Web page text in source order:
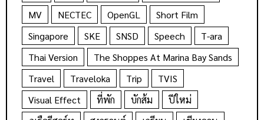
MV
NECTEC OpenGL
Short Film
Singapore
SKE SNSD Speech
T-ara
Thai Version
The Shoppes At Marina Bay Sands
Travel
Traveloka Trip
TVIS
Visual Effect
ที่พัก บักส้ม
ปีใหม่